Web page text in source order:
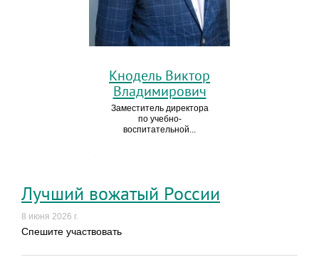
Кнодель Виктор
Владимирович
Заместитель директора
по учебно-
воспитательной...
Лучший вожатый России
8 июня 2026 г.
Спешите участвовать